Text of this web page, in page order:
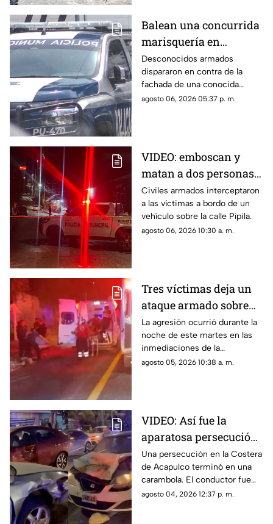
Balean una concurrida
marisquería en
Zihuatanejo
Desconocidos armados
dispararon en contra de la
fachada de una conocida
marisquería en Zihutanejo de
agosto 06, 2026 05:37 p. m.
VIDEO: emboscan y
matan a dos personas
adentro de un coche en
Ometepec
Civiles armados interceptaron
a las víctimas a bordo de un
vehículo sobre la calle Pípila.
agosto 06, 2026 10:30 a. m.
Tres víctimas deja un
ataque armado sobre
carretera federal de
Iguala
La agresión ocurrió durante la
noche de este martes en las
inmediaciones de la
comunidad de El Naranjo.
agosto 05, 2026 10:38 a. m.
VIDEO: Así fue la
aparatosa persecución
que terminó en
carambola en la
Costera de Acapulco
Una persecución en la Costera
de Acapulco terminó en una
carambola. El conductor fue
detenido y reportan personas
agosto 04, 2026 12:37 p. m.